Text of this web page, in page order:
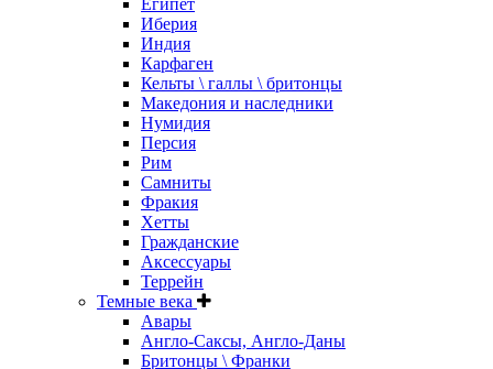
Египет
Иберия
Индия
Карфаген
Кельты \ галлы \ бритонцы
Македония и наследники
Нумидия
Персия
Рим
Самниты
Фракия
Хетты
Гражданские
Аксессуары
Террейн
Темные века
Авары
Англо-Саксы, Англо-Даны
Бритонцы \ Франки